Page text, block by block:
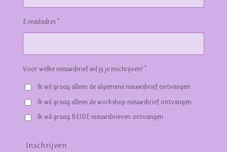
E-mailadres *
Voor welke nieuwsbrief wil jij je inschrijven? *
Ik wil graag alleen de algemene nieuwsbrief ontvangen
Ik wil graag alleen de workshop nieuwsbrief ontvangen
Ik wil graag BEIDE nieuwsbrieven ontvangen
Inschrijven